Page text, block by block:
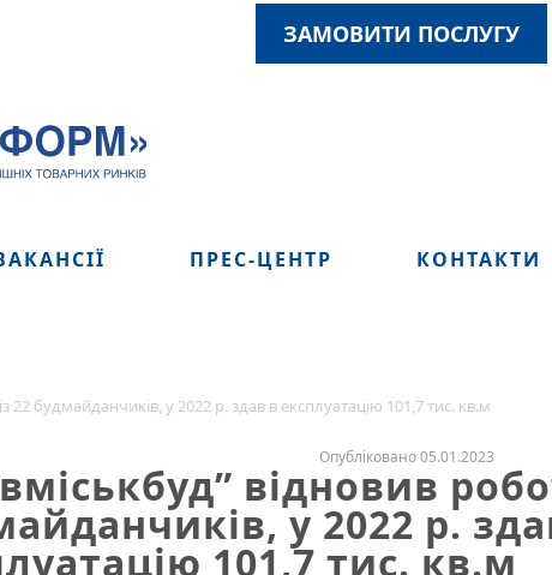
ЗАМОВИТИ ПОСЛУГУ
ПРЕС-ЦЕНТР КОНТАКТИ
22 будмайданчиків, у 2022 р. здав в експлуатацію 101,7 тис. кв.м
Опубліковано 05.01.2023
відновив
у 2022 р.
101,7 тис. кв.м